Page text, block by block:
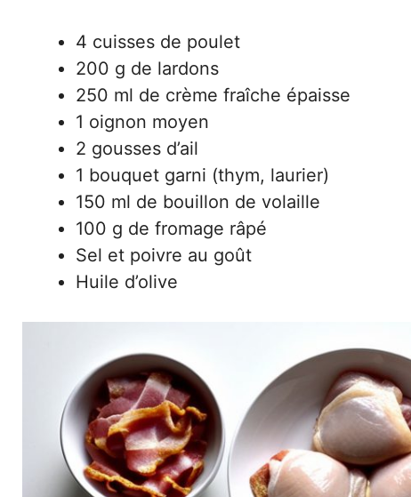
4 cuisses de poulet
200 g de lardons
250 ml de crème fraîche épaisse
1 oignon moyen
2 gousses d’ail
1 bouquet garni (thym, laurier)
150 ml de bouillon de volaille
100 g de fromage râpé
Sel et poivre au goût
Huile d’olive